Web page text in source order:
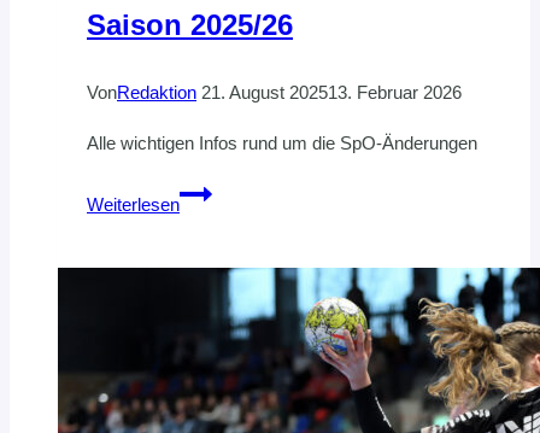
Saison 2025/26
VonRedaktion 21. August 202513. Februar 2026
Alle wichtigen Infos rund um die SpO-Änderungen
Weiterlesen
Neuer
Saison
2025/26